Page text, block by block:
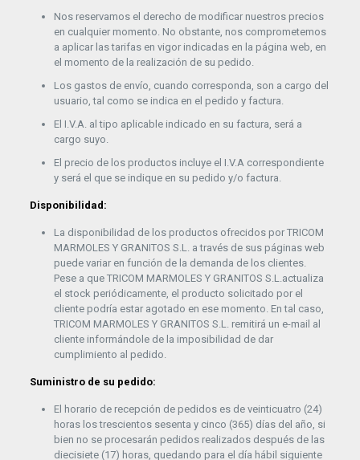
Nos reservamos el derecho de modificar nuestros precios
en cualquier momento. No obstante, nos comprometemos
a aplicar las tarifas en vigor indicadas en la página web, en
el momento de la realización de su pedido.
Los gastos de envío, cuando corresponda, son a cargo del
usuario, tal como se indica en el pedido y factura.
El I.V.A. al tipo aplicable indicado en su factura, será a
cargo suyo.
El precio de los productos incluye el I.V.A correspondiente
y será el que se indique en su pedido y/o factura.
Disponibilidad:
La disponibilidad de los productos ofrecidos por TRICOM
MARMOLES Y GRANITOS S.L. a través de sus páginas web
puede variar en función de la demanda de los clientes.
Pese a que TRICOM MARMOLES Y GRANITOS S.L.actualiza
el stock periódicamente, el producto solicitado por el
cliente podría estar agotado en ese momento. En tal caso,
TRICOM MARMOLES Y GRANITOS S.L. remitirá un e-mail al
cliente informándole de la imposibilidad de dar
cumplimiento al pedido.
Suministro de su pedido:
El horario de recepción de pedidos es de veinticuatro (24)
horas los trescientos sesenta y cinco (365) días del año, si
bien no se procesarán pedidos realizados después de las
diecisiete (17) horas, quedando para el día hábil siguiente